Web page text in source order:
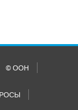
© ООН